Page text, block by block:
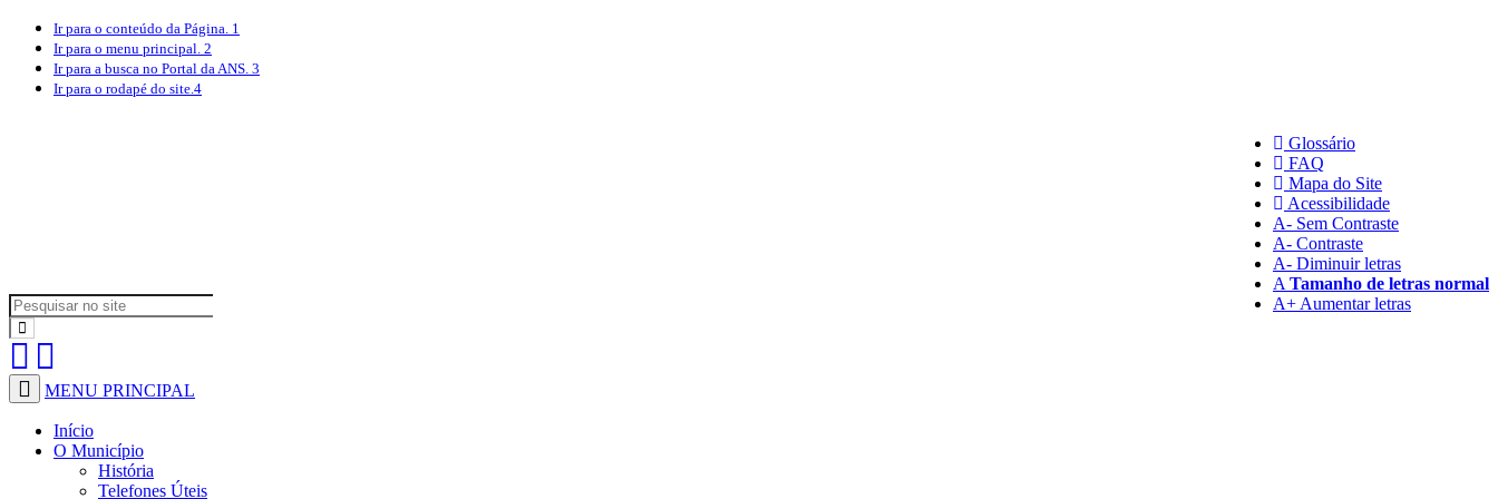
Ir para o conteúdo da Página. 1
Ir para o menu principal. 2
Ir para a busca no Portal da ANS. 3
Ir para o rodapé do site.4
Glossário
FAQ
Mapa do Site
Acessibilidade
A- Sem Contraste
A- Contraste
A- Diminuir letras
A Tamanho de letras normal
A+ Aumentar letras
MENU PRINCIPAL
Início
O Município
História
Telefones Úteis